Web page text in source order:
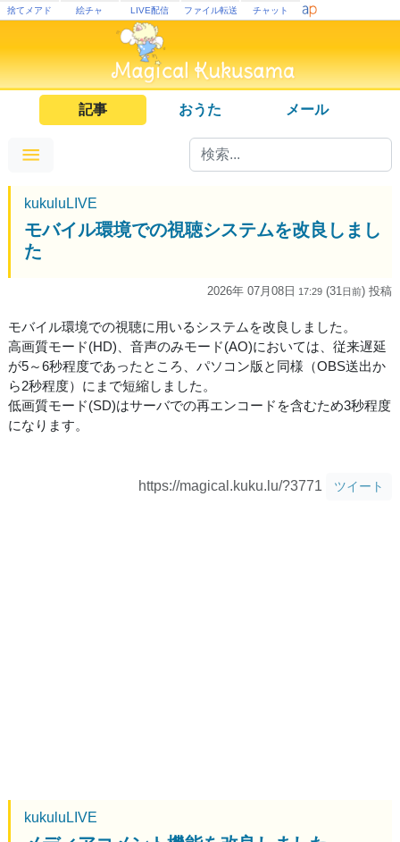
捨てメアド 絵チャ LIVE配信 ファイル転送 チャット
記事 おうた メール
kukuluLIVE
モバイル環境での視聴システムを改良しまし
た
2026年 07月08日 17:29 (31 日前) 投稿
モバイル環境での視聴に用いるシステムを改良しました。
高画質モード(HD)、音声のみモード(AO)においては、従来遅延
が5～6秒程度であったところ、パソコン版と同様（OBS送出か
ら2秒程度）にまで短縮しました。
低画質モード(SD)はサーバでの再エンコードを含むため3秒程度
になります。
https://magical.kuku.lu/?3771 ツイート
kukuluLIVE